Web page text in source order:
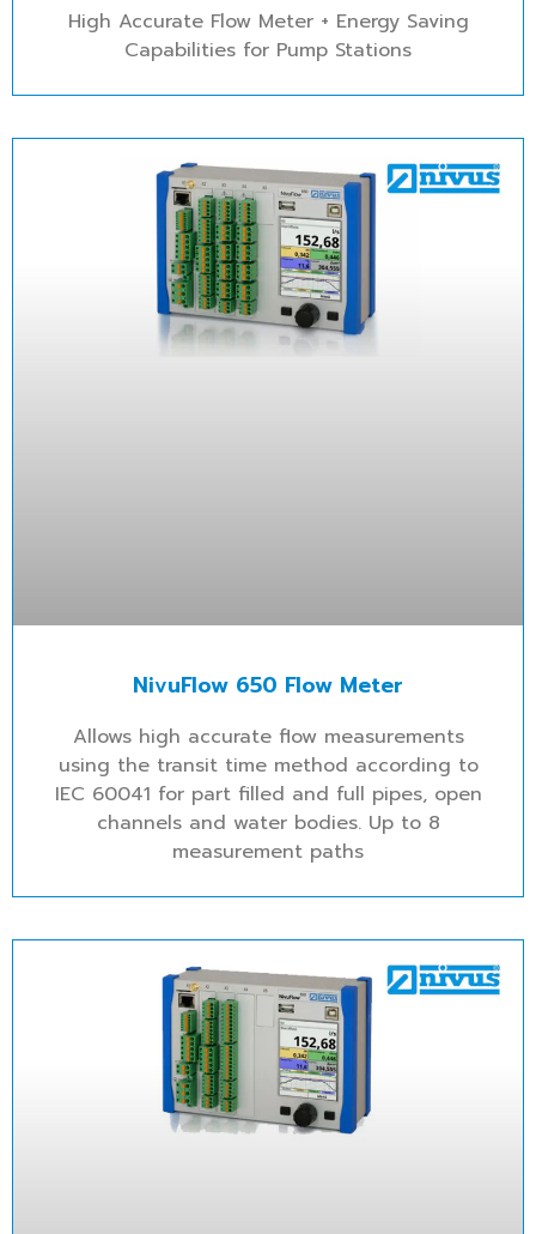
High Accurate Flow Meter + Energy Saving
Capabilities for Pump Stations
NivuFlow 650 Flow Meter
Allows high accurate flow measurements
using the transit time method according to
IEC 60041 for part filled and full pipes, open
channels and water bodies. Up to 8
measurement paths